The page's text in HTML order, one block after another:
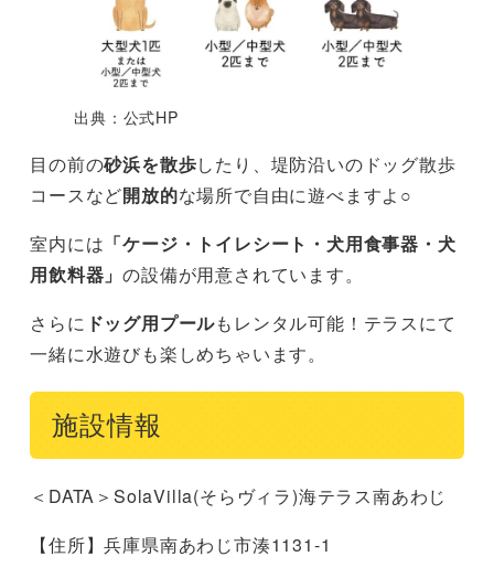
出典：公式HP
目の前の砂浜を散歩したり、堤防沿いのドッグ散歩
コースなど開放的な場所で自由に遊べますよ○
室内には 「ケージ・トイレシート・犬用食事器・犬
用飲料器」の設備が用意されています。
さらに ドッグ用プールもレンタル可能！テラスにて
一緒に水遊びも楽しめちゃいます。
施設情報
＜DATA＞SolaVilla(そらヴィラ)海テラス南あわじ
【住所】兵庫県南あわじ市湊1131-1